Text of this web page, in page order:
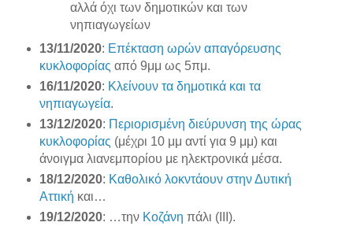
αλλά όχι των δημοτικών και των
νηπιαγωγείων
13/11/2020: Επέκταση ωρών απαγόρευσης
κυκλοφορίας από 9μμ ως 5πμ.
16/11/2020: Κλείνουν τα δημοτικά και τα
νηπιαγωγεία.
13/12/2020: Περιορισμένη διεύρυνση της ώρας
κυκλοφορίας (μέχρι 10 μμ αντί για 9 μμ) και
άνοιγμα λιανεμπορίου με ηλεκτρονικά μέσα.
18/12/2020: Καθολικό λοκντάουν στην Δυτική
Αττική και…
19/12/2020: …την Κοζάνη πάλι (ΙΙΙ).